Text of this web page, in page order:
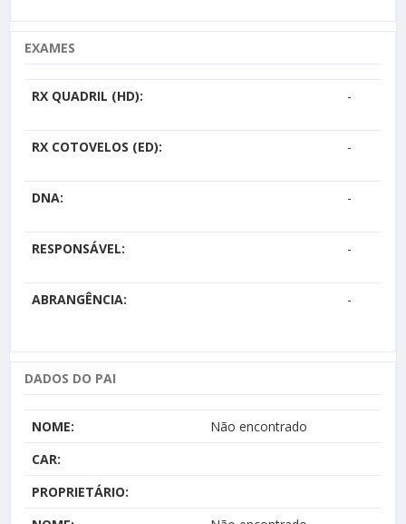
EXAMES
RX QUADRIL (HD): -
RX COTOVELOS (ED): -
DNA: -
RESPONSÁVEL: -
ABRANGÊNCIA: -
DADOS DO PAI
NOME:
Não encontrado
CAR:
PROPRIETÁRIO: